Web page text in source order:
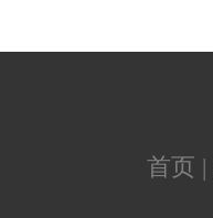
首页 |